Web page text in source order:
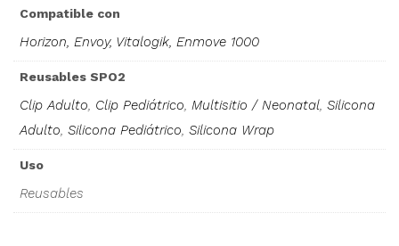
Compatible con
Horizon, Envoy, Vitalogik, Enmove 1000
Reusables SPO2
Clip Adulto, Clip Pediátrico, Multisitio / Neonatal, Silicona
Adulto, Silicona Pediátrico, Silicona Wrap
Uso
Reusables